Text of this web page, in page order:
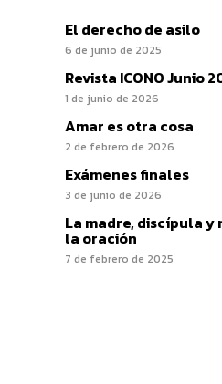
El derecho de asilo
6 de junio de 2025
Revista ICONO Junio
1 de junio de 2026
Amar es otra cosa
2 de febrero de 2026
Exámenes finales
3 de junio de 2026
La madre, discípula y
la oración
7 de febrero de 2025